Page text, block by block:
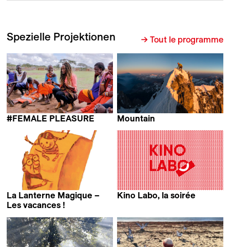
Spezielle Projektionen → Tout le programme
#FEMALE PLEASURE
Mountain
La Lanterne Magique –
Les vacances !
Eve Hildbrand
Kino Labo, la soirée